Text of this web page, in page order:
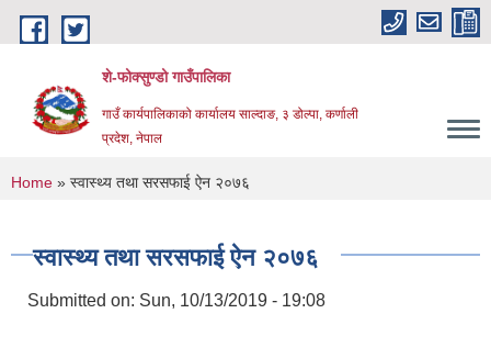
Skip to main content
शे-फोक्सुण्डो गाउँपालिका
गाउँ कार्यपालिकाको कार्यालय साल्दाङ, ३ डोल्पा, कर्णाली
प्रदेश, नेपाल
You are here
Home » स्वास्थ्य तथा सरसफाई ऐन २०७६
स्वास्थ्य तथा सरसफाई ऐन २०७६
Submitted on: Sun, 10/13/2019 - 19:08